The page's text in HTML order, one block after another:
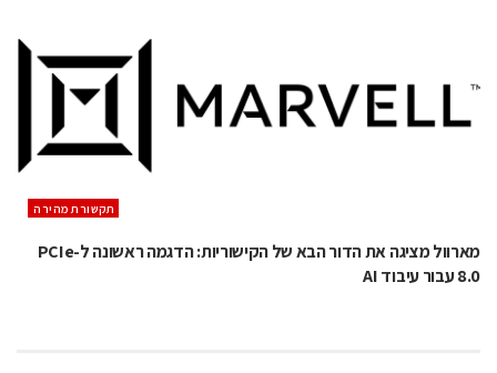
תקשורת מהירה
מארוול מציגה את הדור הבא של הקישוריות: הדגמה ראשונה ל-PCIe
8.0 עבור עיבוד AI